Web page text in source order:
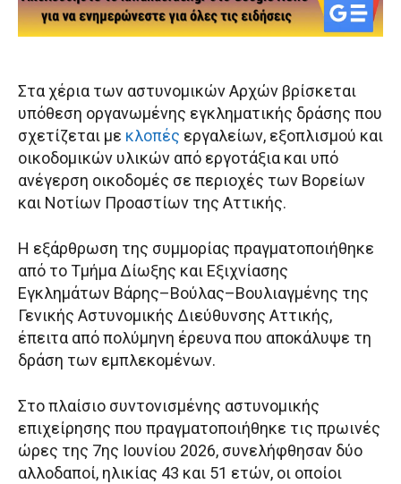
Στα χέρια των αστυνομικών Αρχών βρίσκεται
υπόθεση οργανωμένης εγκληματικής δράσης που
σχετίζεται με κλοπές εργαλείων, εξοπλισμού και
οικοδομικών υλικών από εργοτάξια και υπό
ανέγερση οικοδομές σε περιοχές των Βορείων
και Νοτίων Προαστίων της Αττικής.
Η εξάρθρωση της συμμορίας πραγματοποιήθηκε
από το Τμήμα Δίωξης και Εξιχνίασης
Εγκλημάτων Βάρης–Βούλας–Βουλιαγμένης της
Γενικής Αστυνομικής Διεύθυνσης Αττικής,
έπειτα από πολύμηνη έρευνα που αποκάλυψε τη
δράση των εμπλεκομένων.
Στο πλαίσιο συντονισμένης αστυνομικής
επιχείρησης που πραγματοποιήθηκε τις πρωινές
ώρες της 7ης Ιουνίου 2026, συνελήφθησαν δύο
αλλοδαποί, ηλικίας 43 και 51 ετών, οι οποίοι